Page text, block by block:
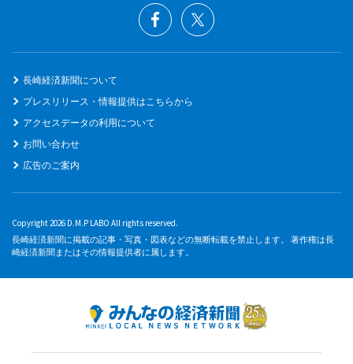
長崎経済新聞について
プレスリリース・情報提供はこちらから
アクセスデータの利用について
お問い合わせ
広告のご案内
Copyright 2026 D.M.P LABO All rights reserved.
長崎経済新聞に掲載の記事・写真・図表などの無断転載を禁止します。 著作権は長
崎経済新聞またはその情報提供者に属します。